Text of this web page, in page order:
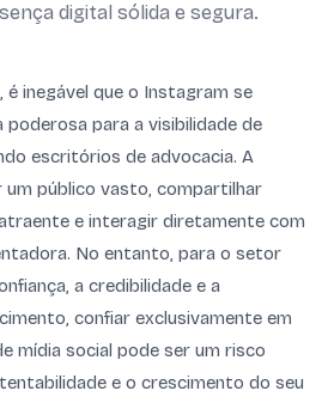
digital sólida e segura.
inegável que o Instagram se
para a visibilidade de
escritórios de advocacia. A
um público vasto, compartilhar
e interagir diretamente com
No entanto, para o setor
a credibilidade e a
confiar exclusivamente em
mídia social pode ser um risco
e o crescimento do seu